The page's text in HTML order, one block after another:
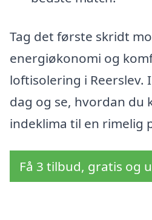
Tag det første skridt
energiøkonomi og
loftisolering i Reerslev.
dag og se, hvordan du
indeklima til en rimelig
Få 3 tilbud, gratis og